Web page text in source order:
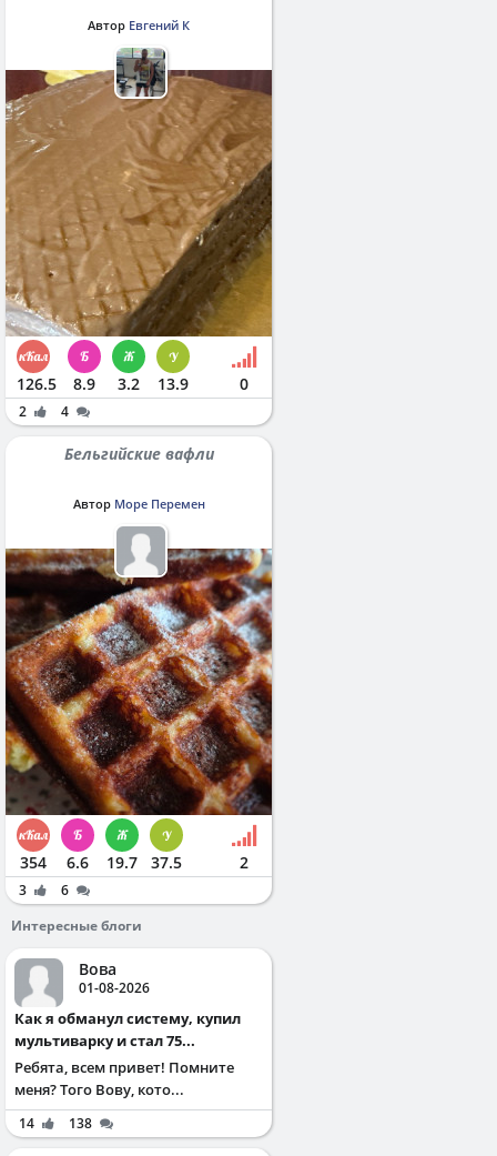
Автор Евгений К
126.5 8.9 3.2 13.9 0
2 4
Бельгийские вафли
Автор Море Перемен
354 6.6 19.7 37.5 2
3
6
Интересные блоги
Вова
01-08-2026
Как я обманул систему, купил
мультиварку и стал 75...
Ребята, всем привет! Помните
меня? Того Вову, кото...
14 138